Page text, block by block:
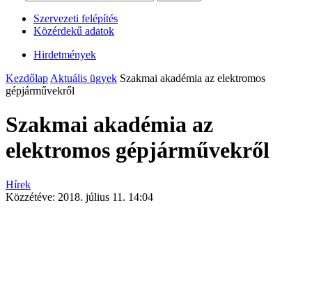
Szervezeti felépítés
Közérdekű adatok
Hirdetmények
Kezdőlap Aktuális ügyek Szakmai akadémia az elektromos
gépjárművekről
Szakmai akadémia az
elektromos gépjárművekről
Hírek
Közzétéve: 2018. július 11. 14:04